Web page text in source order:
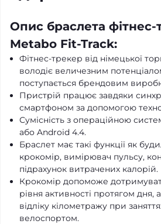
Опис браслета фітнес-
Metabo Fit-Track:
Фітнес-трекер від німецької
володіє величезним
поступається брендовим
Пристрій працює завдяки
смартфоном за допомогою
Сумісність з операційною
або Android 4.4.
Браслет має такі функції як
крокомір, вимірювач пульсу,
підрахунок витрачених калорій.
Крокомір допоможе
рівня активності протягом дня,
відліку кілометражу при
велоспортом.